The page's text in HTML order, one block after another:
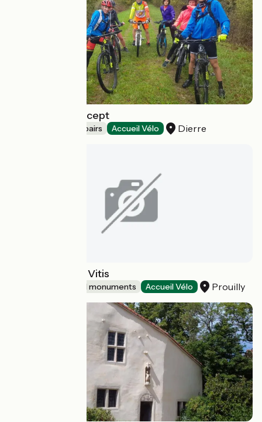
Cultu'Raids Concept
Bicycle rentals/ repairs Accueil Vélo Dierre
Asinerie de Pes Vitis
Sites and historical monuments Accueil Vélo Prouilly